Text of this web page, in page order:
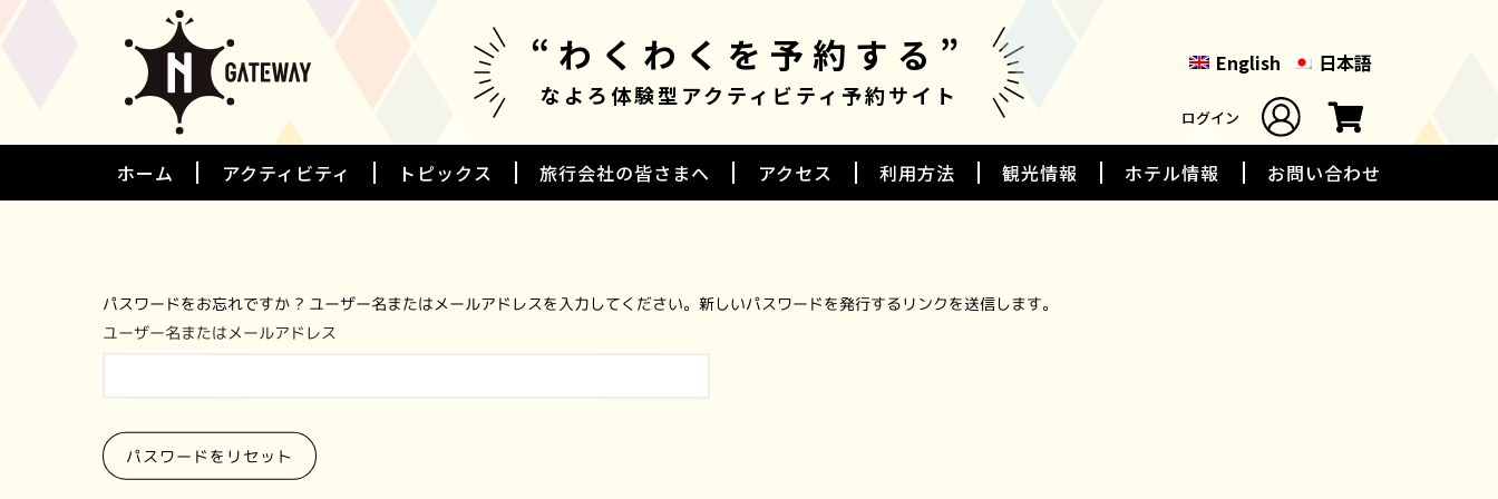
“わくわくを予約する”
なよろ体験型 アクティビティ予約サイト
English 日本語
ログイン
ホーム アクティビティ トピックス 旅行会社の皆さまへ アクセス 利用方法 観光情報 ホテル情報 お問い合わせ
パスワードをお忘れですか ? ユーザー名またはメールアドレスを入力してください。新しいパスワードを発行するリンクを送信します。
ユーザー名またはメールアドレス
パスワードをリセット